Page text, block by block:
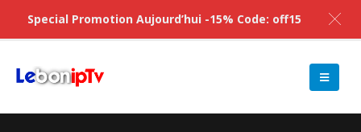
Special Promotion Aujourd’hui -15% Code: off15